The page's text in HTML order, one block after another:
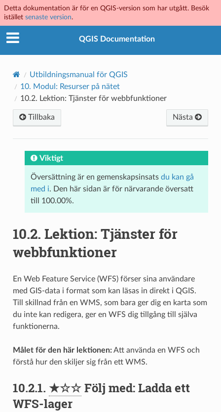
Detta dokumentation är för en QGIS-version som har utgått. Besök
istället senaste version.
QGIS Documentation
Utbildningsmanual för QGIS
10. Modul: Resurser på nätet
10.2. Lektion: Tjänster för webbfunktioner
Tillbaka Nästa
Viktigt
Översättning är en gemenskapsinsats du kan gå
med i. Den här sidan är för närvarande översatt
till 100.00%.
10.2. Lektion: Tjänster för
webbfunktioner
En Web Feature Service (WFS) förser sina användare
med GIS-data i format som kan läsas in direkt i QGIS.
Till skillnad från en WMS, som bara ger dig en karta som
du inte kan redigera, ger en WFS dig tillgång till själva
funktionerna.
Målet för den här lektionen:Att använda en WFS och
förstå hur den skiljer sig från ett WMS.
10.2.1. ★☆☆Följ med: Ladda ett
WFS-lager